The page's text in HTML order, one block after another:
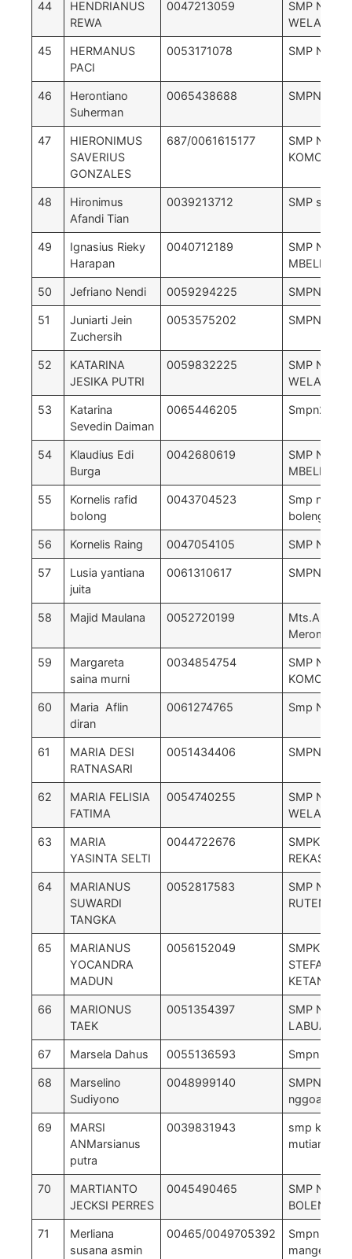
44
HENDRIANUS
REWA
0047213059
SMP
WELAK
45
HERMANUS
PACI
0053171078 SMP N 7
46
Herontiano
Suherman
0065438688 SMPN 1
47
HIERONIMUS
SAVERIUS
GONZALES
687/0061615177
SMP
KOMODO
48
Hironimus
Afandi Tian
0039213712 SMP satap
49
Ignasius Rieky
Harapan
0040712189
SMP N 5
MBELILING
50 Jefriano Nendi 0059294225 SMPN 6
51
Juniarti Jein
Zuchersih
0053575202 SMPN 6
52
KATARINA
JESIKA PUTRI
0059832225
SMP
WELAK
53
Katarina
Sevedin Daiman
0065446205 Smpn2
54
Klaudius Edi
Burga
0042680619
SMP N 5
MBELILING
55
Kornelis rafid
bolong
0043704523
Smp negeri
boleng
56 Kornelis Raing 0047054105 SMP
57
Lusia yantiana
juita
0061310617 SMPN 3
58 Majid Maulana 0052720199
Mts.Ar-
Merombok
59
Margareta
saina murni
0034854754
SMP
KOMODO
60
Maria Aflin
diran
0061274765 Smp Negri
61
MARIA DESI
RATNASARI
0051434406 SMPN 2
62
MARIA FELISIA
FATIMA
0054740255
SMP
WELAK
63
MARIA
YASINTA SELTI
0044722676
SMPK
REKAS
64
MARIANUS
SUWARDI
TANGKA
0052817583
SMP
RUTENG-
65
MARIANUS
YOCANDRA
MADUN
0056152049
SMPK ST
STEFANUS
KETANG
66
MARIONUS
TAEK
0051354397
SMP
LABUAN
67 Marsela Dahus 0055136593 Smpn 06
68
Marselino
Sudiyono
0048999140
SMPN 4
nggoang
69
MARSI
ANMarsianus
putra
0039831943
smp
mutiara
70
MARTIANTO
JECKSI PERRES
0045490465
SMP
BOLENG
71
Merliana
susana asmin
00465/0049705392
Smpn 1
manges